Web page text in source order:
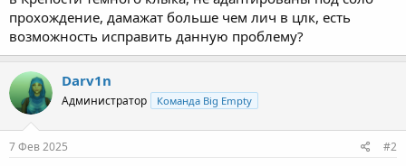
прохождение, дамажат больше чем лич в цлк, есть
возможность исправить данную проблему?
Darv1n
Администратор Команда Big Empty
7 Фев 2025 #2